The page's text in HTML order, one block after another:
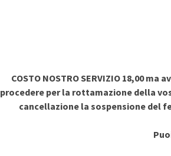
COSTO NOSTRO SERVIZIO 18,00
procedere per la rottamazione della
cancellazione la sospensione del